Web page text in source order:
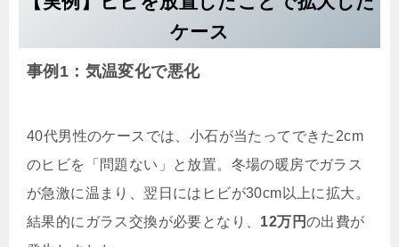
ケース
事例1：気温変化で悪化
40代男性のケースでは、小石が当たってできた2cm
のヒビを「問題ない」と放置。冬場の暖房でガラス
が急激に温まり、翌日にはヒビが30cm以上に拡大。
結果的にガラス交換が必要となり、 12万円の出費が